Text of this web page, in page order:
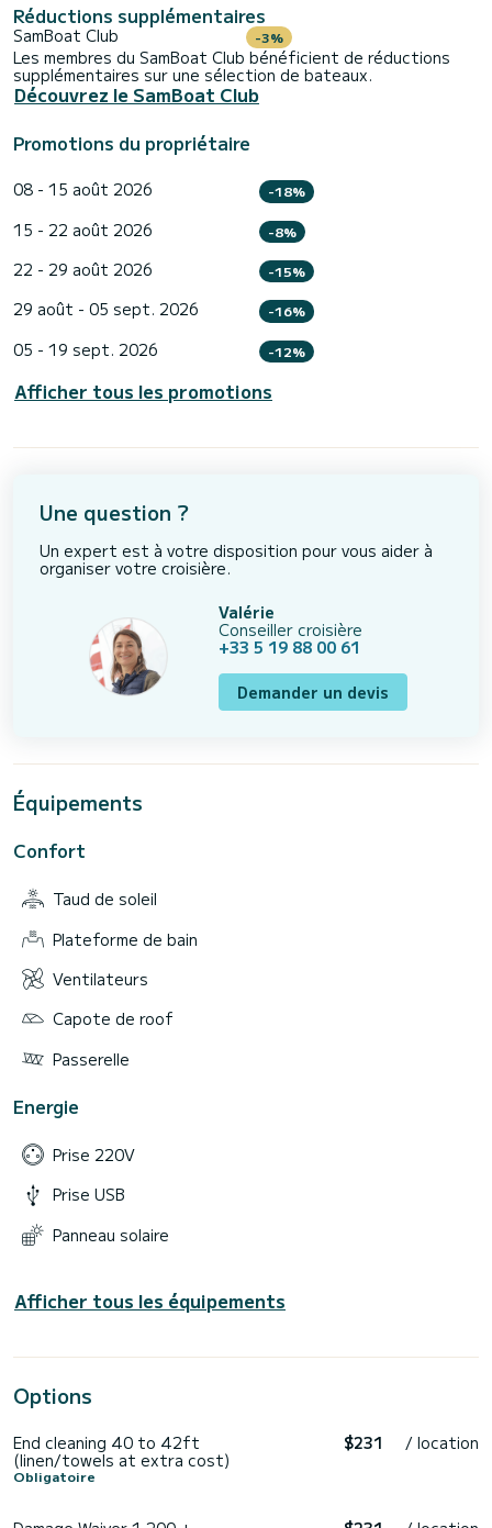
Réductions supplémentaires
SamBoat Club -3%
Les membres du SamBoat Club bénéficient de réductions
supplémentaires sur une sélection de bateaux.
Découvrez le SamBoat Club
Promotions du propriétaire
08 - 15 août 2026 -18%
15 - 22 août 2026 -8%
22 - 29 août 2026 -15%
29 août - 05 sept. 2026 -16%
05 - 19 sept. 2026 -12%
Afficher tous les promotions
Une question ?
Un expert est à votre disposition pour vous aider à
organiser votre croisière.
Valérie
Conseiller croisière
+33 5 19 88 00 61
Demander un devis
Équipements
Confort
Taud de soleil
Plateforme de bain
Ventilateurs
Capote de roof
Passerelle
Energie
Prise 220V
Prise USB
Panneau solaire
Afficher tous les équipements
Options
End cleaning 40 to 42ft
(linen/towels at extra cost)
Obligatoire
$231 / location